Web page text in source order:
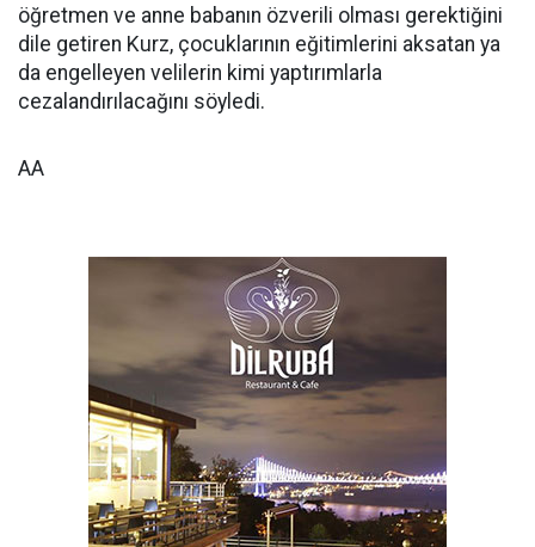
öğretmen ve anne babanın özverili olması gerektiğini
dile getiren Kurz, çocuklarının eğitimlerini aksatan ya
da engelleyen velilerin kimi yaptırımlarla
cezalandırılacağını söyledi.
AA